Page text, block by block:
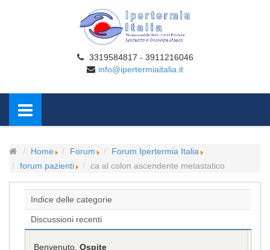
3319584817 - 3911216046
info@ipertermiaitalia.it
Home Forum
Forum Ipertermia Italia
forum pazienti
ca al colon ascendente metastatico
Indice delle categorie
Discussioni recenti
Benvenuto,Ospite